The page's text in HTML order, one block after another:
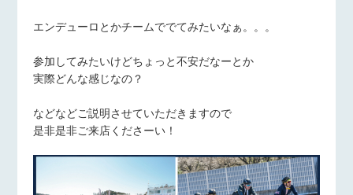
エンデューロとかチームででてみたいなぁ。。。
参加してみたいけどちょっと不安だなーとか
実際どんな感じなの？
などなどご説明させていただきますので
是非是非ご来店くださーい！